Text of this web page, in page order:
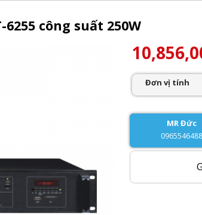
công suất 250W
Đơn vị tính
MR Đức
0965546488